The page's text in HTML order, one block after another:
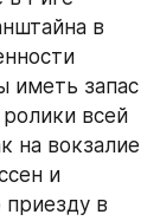
в
иметь запас
всей
на вокзалие
и
в